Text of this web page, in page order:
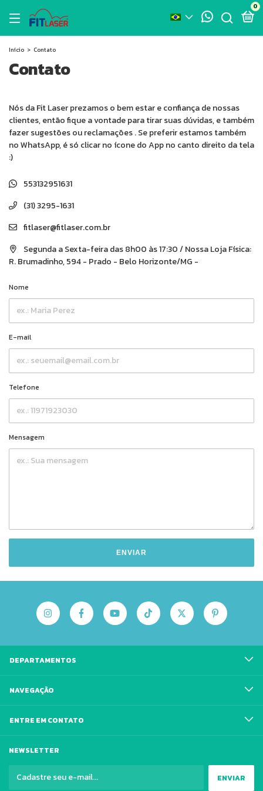
0
Início > Contato
Contato
Nós da Fit Laser prezamos o bem estar e confiança de nossas
clientes, então fique a vontade para tirar suas dúvidas, e também
fazer sugestões ou reclamações . Se preferir estamos também
no WhatsApp, é só clicar no ícone do App no canto direito da tela
:)
553132951631
(31) 3295-1631
fitlaser@fitlaser.com.br
Segunda a Sexta-feira das 8h00 às 17:30 / Nossa Loja Física:
R. Brumadinho, 594 - Prado - Belo Horizonte/MG -
Nome
E-mail
Telefone
Mensagem
ENVIAR
DEPARTAMENTOS
NAVEGAÇÃO
ENTRE EM CONTATO
NEWSLETTER